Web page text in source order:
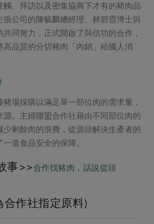
觸、拜訪以及密集協商下才有的豬肉品
張公司的陳毓麟總經理、林碧霞博士與
共同努力，正式開啟了與信功的合作，
高品質的分切豬肉「內銷」給國人消
場採購以滿足單一部位肉的需求量，
源。主婦聯盟合作社藉由不同部位肉的
少剩餘肉的浪費，從源頭解決生產者的
道食品安全的保障。
事>>合作找豬肉，話說從頭
合作社指定原料)